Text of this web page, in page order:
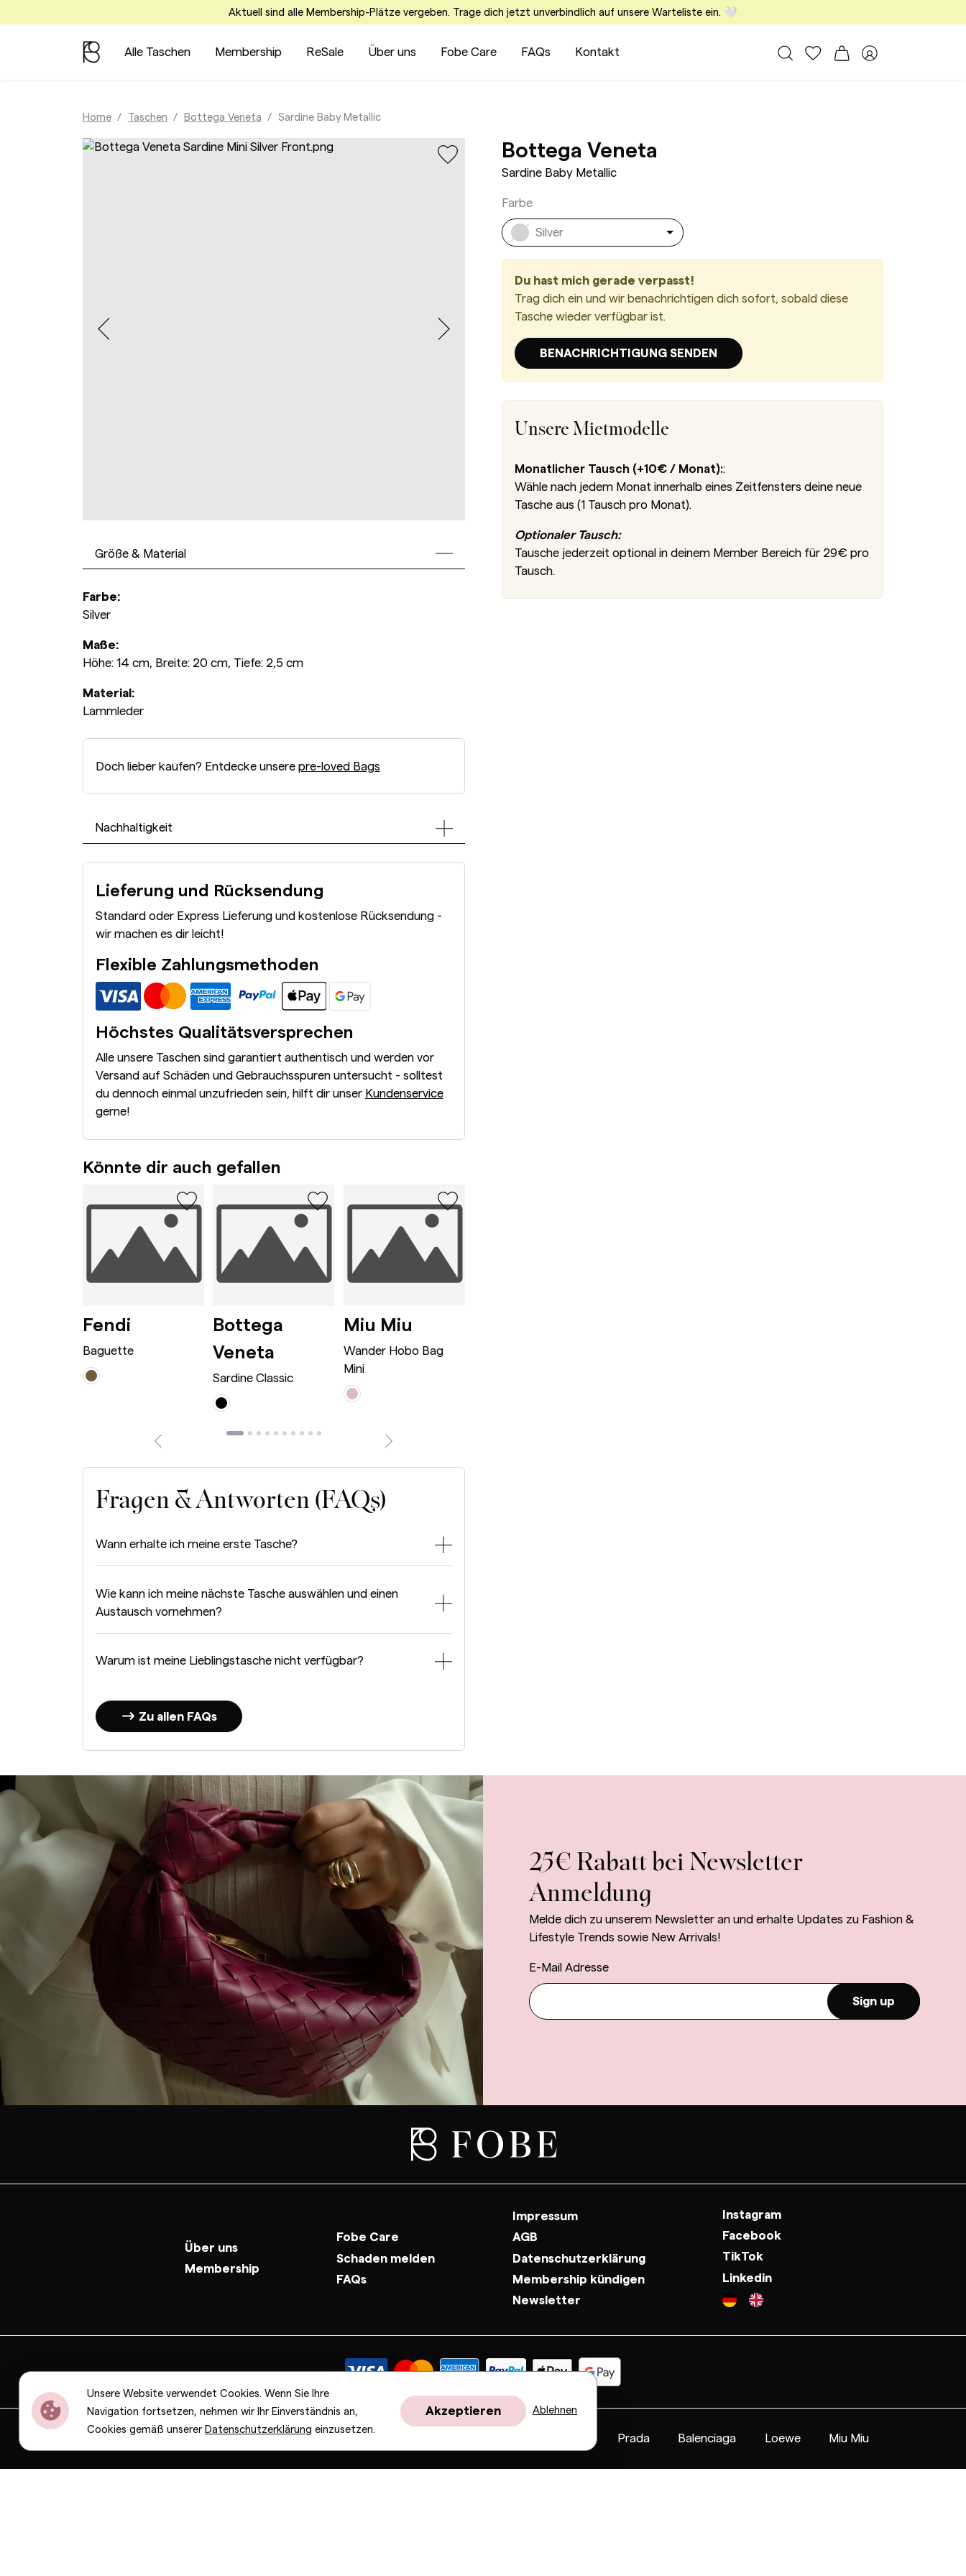
Aktuell sind alle Membership-Plätze vergeben. Trage dich jetzt unverbindlich auf unsere Warteliste ein. 🤍
Alle Taschen Membership ReSale Über uns Fobe Care FAQs Kontakt Alle Taschen
Meine Favoriten
WarenkorbMember Bereich
Home Taschen Bottega Veneta Sardine Baby Metallic
Größe & Material
Farbe:
Silver
Maße:
Höhe: 14 cm, Breite: 20 cm, Tiefe: 2,5 cm
Material:
Lammleder
Doch lieber kaufen? Entdecke unsere pre-loved Bags
Nachhaltigkeit
Lieferung und Rücksendung
Standard oder Express Lieferung und kostenlose Rücksendung -
wir machen es dir leicht!
Flexible Zahlungsmethoden
Höchstes Qualitätsversprechen
Alle unsere Taschen sind garantiert authentisch und werden vor
Versand auf Schäden und Gebrauchsspuren untersucht - solltest
du dennoch einmal unzufrieden sein, hilft dir unser Kundenservice
gerne!
Könnte dir auch gefallen
Caramel
Dionysus Bag Mini Bordeaux
FendiBaguette Avocado
Baguette
Bottega
Veneta Sardine Classic Black
Sardine Classic
Miu Miu
Wander Hobo Bag
Mini
Fragen & Antworten (FAQs)
Wann erhalte ich meine erste Tasche?
Wie kann ich meine nächste Tasche auswählen und einen
Austausch vornehmen?
Warum ist meine Lieblingstasche nicht verfügbar?
Zu allen FAQs
Bottega Veneta
Sardine Baby Metallic
Farbe
Silver
Du hast mich gerade verpasst!
Trag dich ein und wir benachrichtigen dich sofort, sobald diese
Tasche wieder verfügbar ist.
BENACHRICHTIGUNG SENDEN
Unsere Mietmodelle
Monatlicher Tausch (+10€ / Monat)::
Wähle nach jedem Monat innerhalb eines Zeitfensters deine neue
Tasche aus (1 Tausch pro Monat).
Optionaler Tausch:
Tausche jederzeit optional in deinem Member Bereich für 29€ pro
Tausch.
25€ Rabatt bei Newsletter
Anmeldung
Melde dich zu unserem Newsletter an und erhalte Updates zu Fashion &
Lifestyle Trends sowie New Arrivals!
E-Mail Adresse
Sign up
Über uns
Membership
Fobe Care
Schaden melden
FAQs
Impressum
AGB
Datenschutzerklärung
Membership kündigen
Newsletter
Instagram
Facebook
TikTok
Linkedin
Bottega Veneta Celine Prada Balenciaga Loewe Miu Miu
Unsere Website verwendet Cookies. Wenn Sie Ihre
Navigation fortsetzen, nehmen wir Ihr Einverständnis an,
Cookies gemäß unserer Datenschutzerklärung einzusetzen.
Akzeptieren Ablehnen